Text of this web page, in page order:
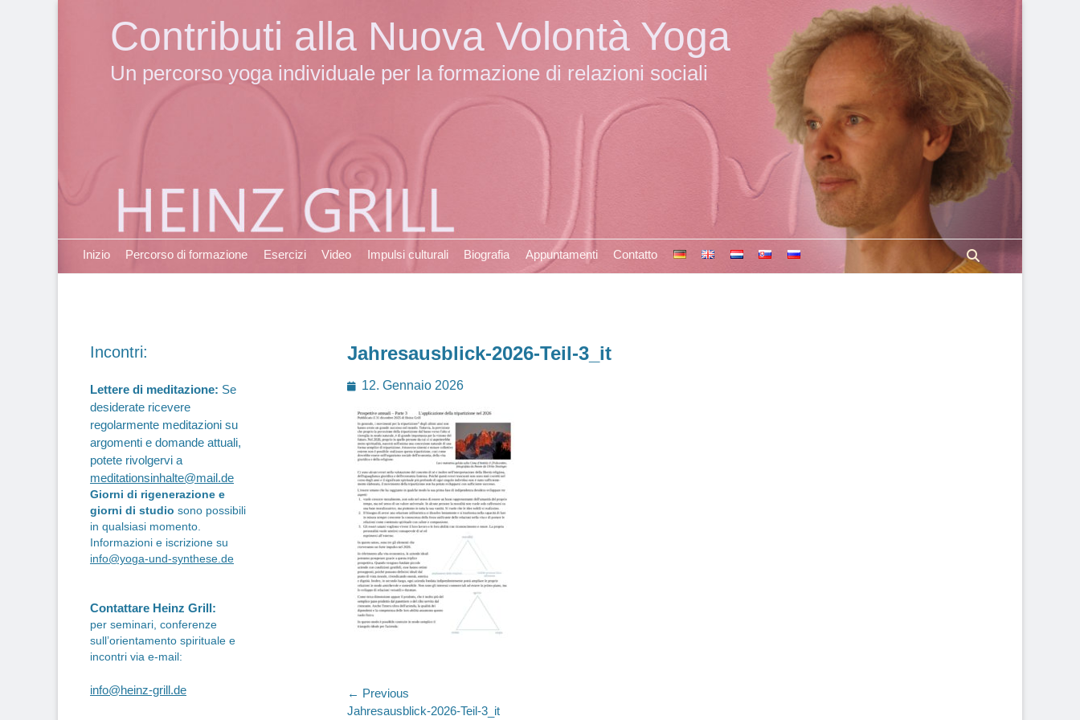
Contributi alla Nuova Volontà Yoga
Un percorso yoga individuale per la formazione di relazioni sociali
Primary Menu
Skip
Inizio Percorso di formazione Esercizi Video Impulsi culturali Biografia Appuntamenti Contatto
Jahresausblick-2026-Teil-3_it
Posted
12. Gennaio 2026
Navigazione
← Previous
Previous
Jahresausblick-2026-Teil-3_it
Incontri:
Lettere di meditazione: Se
desiderate ricevere
regolarmente meditazioni su
argomenti e domande attuali,
potete rivolgervi a
meditationsinhalte@mail.de
Giorni di rigenerazione e
giorni di studio sono possibili
in qualsiasi momento.
Informazioni e iscrizione su
info@yoga-und-synthese.de
Contattare Heinz Grill:
per seminari, conferenze
sull’orientamento spirituale e
incontri via e-mail:
info@heinz-grill.de